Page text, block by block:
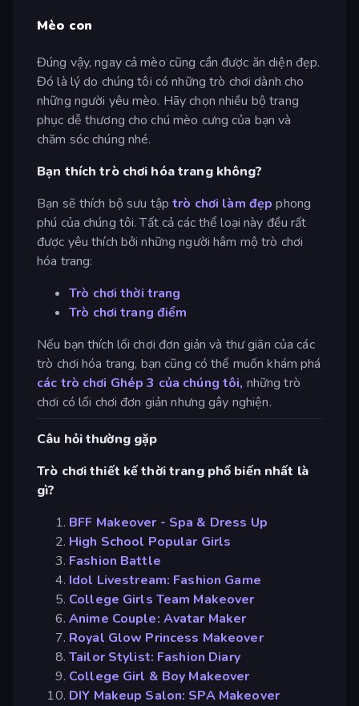
Mèo con
Đúng vậy, ngay cả mèo cũng cần được ăn diện đẹp.
Đó là lý do chúng tôi có những trò chơi dành cho
những người yêu mèo. Hãy chọn nhiều bộ trang
phục dễ thương cho chú mèo cưng của bạn và
chăm sóc chúng nhé.
Bạn thích trò chơi hóa trang không?
Bạn sẽ thích bộ sưu tậptrò chơi làm đẹp phong
phú của chúng tôi. Tất cả các thể loại này đều rất
được yêu thích bởi những người hâm mộ trò chơi
hóa trang:
Trò chơi thời trang
Trò chơi trang điểm
Nếu bạn thích lối chơi đơn giản và thư giãn của các
trò chơi hóa trang, bạn cũng có thể muốn khám phá
các trò chơi Ghép 3 của chúng tôi, những trò
chơi có lối chơi đơn giản nhưng gây nghiện.
Câu hỏi thường gặp
Trò chơi thiết kế thời trang phổ biến nhất là
gì?
BFF Makeover - Spa & Dress Up
High School Popular Girls
Fashion Battle
Idol Livestream: Fashion Game
College Girls Team Makeover
Anime Couple: Avatar Maker
Royal Glow Princess Makeover
Tailor Stylist: Fashion Diary
College Girl & Boy Makeover
DIY Makeup Salon: SPA Makeover